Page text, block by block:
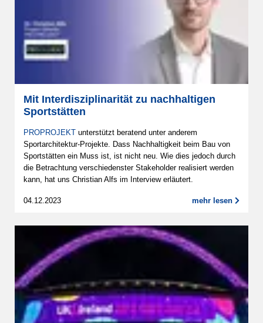
Mit Interdisziplinarität zu nachhaltigen
Sportstätten
PROPROJEKT unterstützt beratend unter anderem
Sportarchitektur-Projekte. Dass Nachhaltigkeit beim Bau von
Sportstätten ein Muss ist, ist nicht neu. Wie dies jedoch durch
die Betrachtung verschiedenster Stakeholder realisiert werden
kann, hat uns Christian Alfs im Interview erläutert.
04.12.2023 mehr lesen